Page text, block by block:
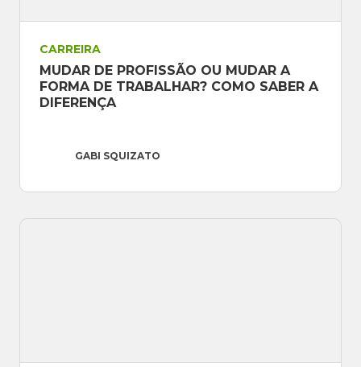
CARREIRA
MUDAR DE PROFISSÃO OU MUDAR A
FORMA DE TRABALHAR? COMO SABER A
DIFERENÇA
GABI SQUIZATO